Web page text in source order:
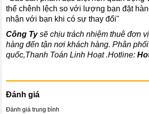
thể chênh lệch so với lượng bạn đặt
nhận với bạn khi có sự thay đổi"
Công Tysẽ chịu trách nhiệm thuê đơn
hàng đến tận nơi khách hàng. Phân
quốc,Thanh Toán Linh Hoạt .Hotline:
Đánh giá
Đánh giá trung bình